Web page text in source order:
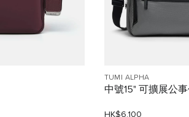
TUMI ALPHA
中號15" 可擴展公
HK$6,100